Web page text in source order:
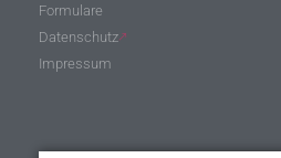
Formulare
Datenschutz
Impressum